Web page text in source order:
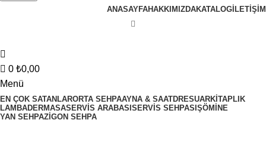
ANASAYFAHAKKIMIZDAKATALOG İLETIŞIM
0 ₺0,00
Menü
EN ÇOK SATANLARORTA SEHPAAYNA & SAATDRESUARKITAPLIK
LAMBADERMASASERVIS ARABASI SERVIS SEHPASI ŞÖMINE
YAN SEHPAZIGON SEHPA